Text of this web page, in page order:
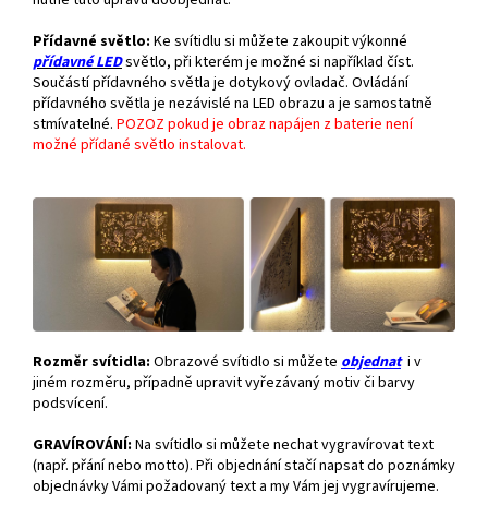
Přídavné světlo: Ke svítidlu si můžete zakoupit výkonné
přídavnéLEDsvětlo, při kterém je možné si například číst.
Součástí přídavného světla je dotykový ovladač. Ovládání
přídavného světla je nezávislé na LED obrazu a je samostatně
stmívatelné. POZOZ pokud je obraz napájen z baterie není
možné přídané světlo instalovat.
Rozměr svítidla: Obrazové svítidlo si můžete objednat i v
jiném rozměru, případně upravit vyřezávaný motiv či barvy
podsvícení.
GRAVÍROVÁNÍ: Na svítidlo si můžete nechat vygravírovat text
(např. přání nebo motto). Při objednání stačí napsat do poznámky
objednávky Vámi požadovaný text a my Vám jej vygravírujeme.